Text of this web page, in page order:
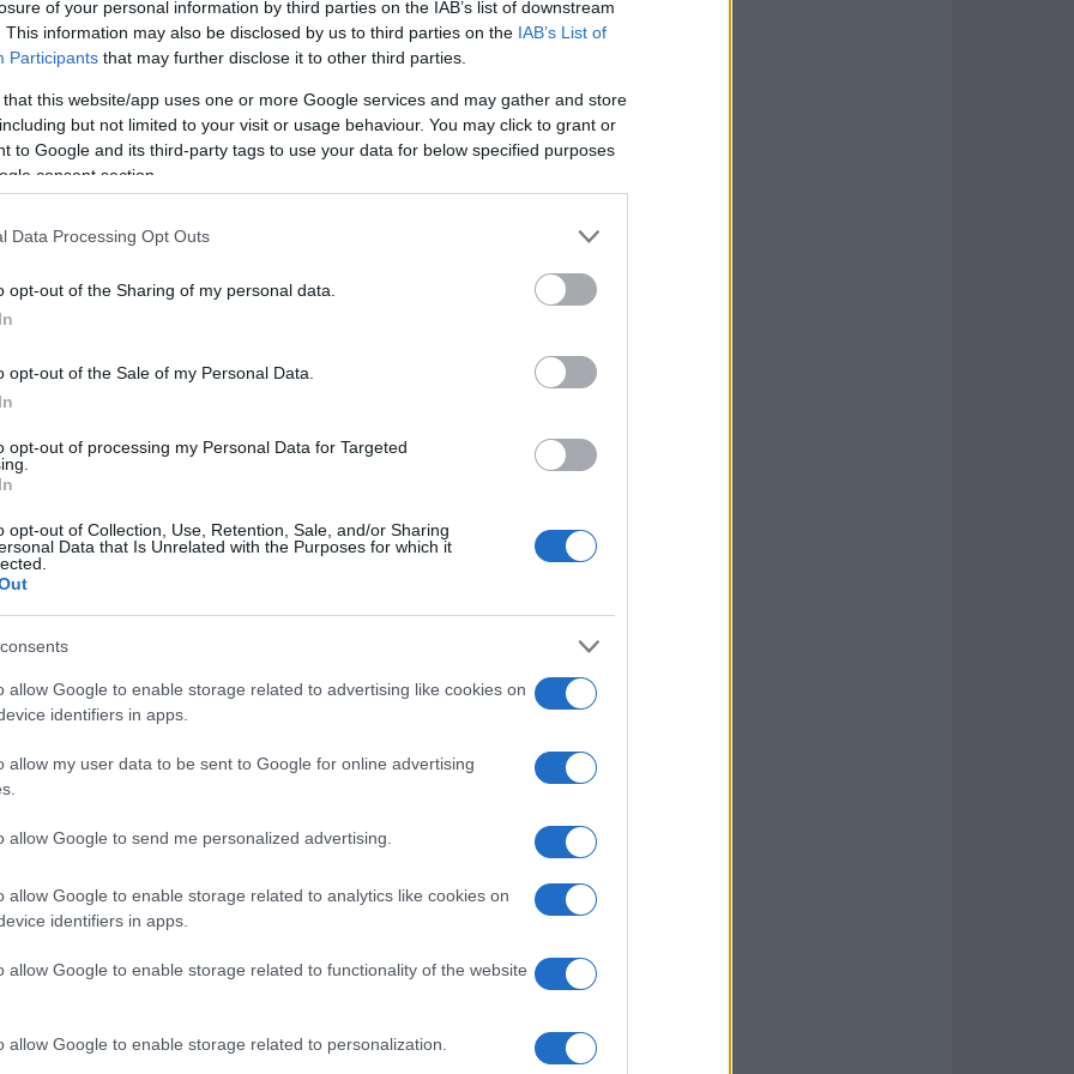
of your personal information by third parties on the IAB’s list of downstream
This information may also be disclosed by us to third parties on the IAB’s List of
Participants that may further disclose it to other third parties.
that this website/app uses one or more Google services and may gather and store
but not limited to your visit or usage behaviour. You may click to grant or
to Google and its third-party tags to use your data for below specified purposes
consent section.
Data Processing Opt Outs
opt-out of the Sharing of my personal data.
opt-out of the Sale of my Personal Data.
opt-out of processing my Personal Data for Targeted
opt-out of Collection, Use, Retention, Sale, and/or Sharing
Data that Is Unrelated with the Purposes for which it
allow Google to enable storage related to advertising like cookies on
identifiers in apps.
allow my user data to be sent to Google for online advertising
allow Google to send me personalized advertising.
allow Google to enable storage related to analytics like cookies on
identifiers in apps.
allow Google to enable storage related to functionality of the website
allow Google to enable storage related to personalization.
al tradizionale torneo femminile la
la corona delKing of the Beach Serie A.
porterà sulle sabbie del
e giocatori noti della SuperLega e della
su
promette una due giorni ricca di
e ruolo
del volley italiano: tra gli uomini
chiamato a trascinare il tabellone
di rango come
TiozzoMichele FedrizzieOmar Biglino.
Mennecozzi
Ofelia MalinovAlice PamioBeatrice